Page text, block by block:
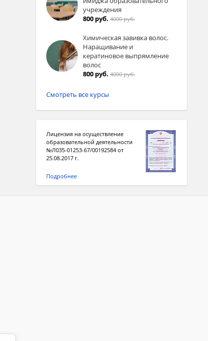
учреждения
800 руб. 4000 руб.
Химическая завивка волос.
Наращивание и
кератиновое выпрямление
волос
800 руб. 4000 руб.
Смотреть все курсы
Лицензия на осуществление
образовательной деятельности
№Л035-01253-67/00192584 от
25.08.2017 г.
Подробнее